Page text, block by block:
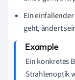
Ein
geht, ändert
Ein konkretes
Strahlenoptik